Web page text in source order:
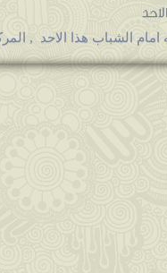
الشباب هذا الاحد ,